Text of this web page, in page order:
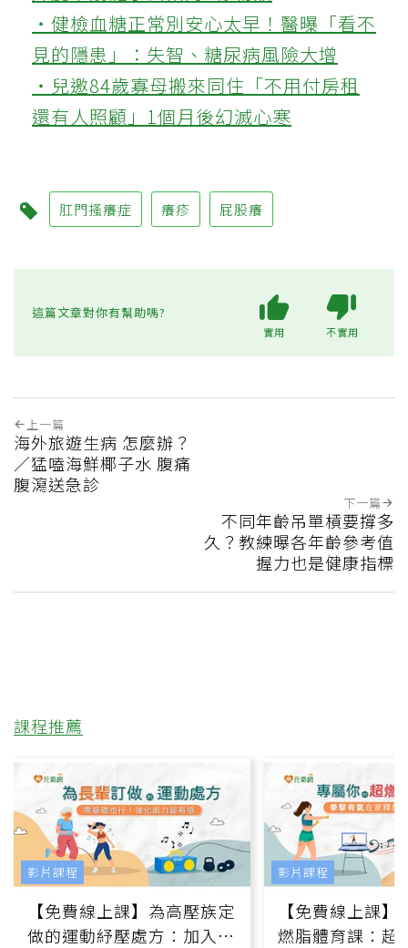
‧健檢血糖正常別安心太早！醫曝「看不
見的隱患」：失智、糖尿病風險大增
‧兒邀84歲寡母搬來同住「不用付房租
還有人照顧」1個月後幻滅心寒
肛門搔癢症 癢疹 屁股癢
這篇文章對你有幫助嗎?
實用 不實用
上一篇
海外旅遊生病 怎麼辦？
／猛嗑海鮮椰子水 腹痛
腹瀉送急診
下一篇
不同年齡吊單槓要撐多
久？教練曝各年齡參考值
握力也是健康指標
課程推薦
【免費線上課】為高壓族定
做的運動紓壓處方：加入行
影片課程
【免費線上課
燃脂體育課：超
影片課程